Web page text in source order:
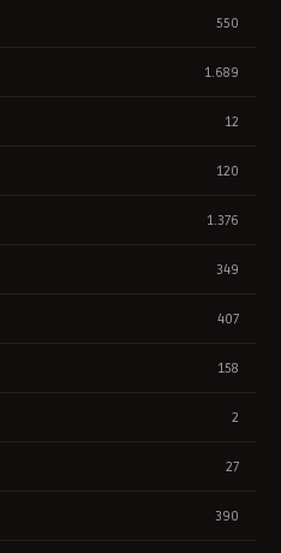
550
1.689
12
120
1.376
349
407
158
2
27
390